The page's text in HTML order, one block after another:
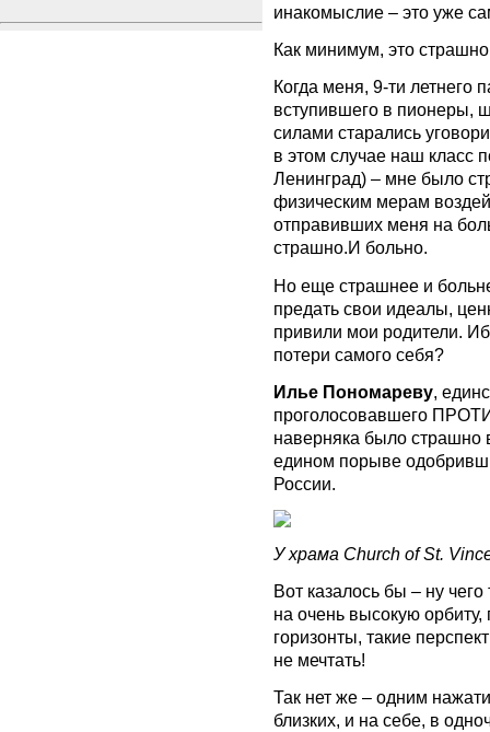
инакомыслие – это уже
Как минимум, это
Когда меня, 9-ти
вступившего в пионеры,
силами старались
в этом случае наш класс
Ленинград) – мне было
физическим мерам
отправивших меня на
страшно.И больно.
Но еще страшнее и
предать свои идеалы,
привили мои родители.
потери самого себя?
Илье Пономареву,
проголосовавшего
наверняка было страшно
едином порыве
России.
У храма Church of St.
Вот казалось бы – ну
на очень высокую
горизонты, такие
не мечтать!
Так нет же – одним
близких, и на себе, в